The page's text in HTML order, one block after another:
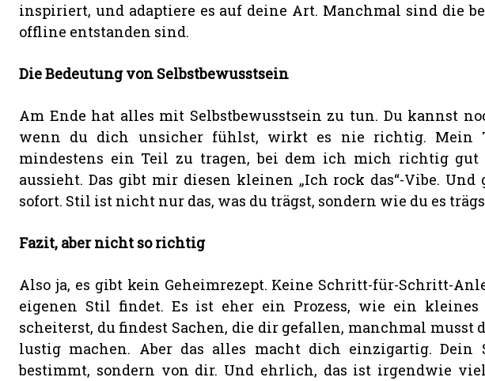
inspiriert, und adaptiere es auf deine Art. Manchmal sind die
offline entstanden sind.
Die Bedeutung von Selbstbewusstsein
Am Ende hat alles mit Selbstbewusstsein zu tun. Du kannst
wenn du dich unsicher fühlst, wirkt es nie richtig. Mein
mindestens ein Teil zu tragen, bei dem ich mich richtig
aussieht. Das gibt mir diesen kleinen „Ich rock das“-Vibe. Und
sofort. Stil ist nicht nur das, was du trägst, sondern wie du es
Fazit, aber nicht so richtig
Also ja, es gibt kein Geheimrezept. Keine Schritt-für-Schritt-
eigenen Stil findet. Es ist eher ein Prozess, wie ein kleines
scheiterst, du findest Sachen, die dir gefallen, manchmal musst
lustig machen. Aber das alles macht dich einzigartig.
bestimmt, sondern von dir. Und ehrlich, das ist irgendwie